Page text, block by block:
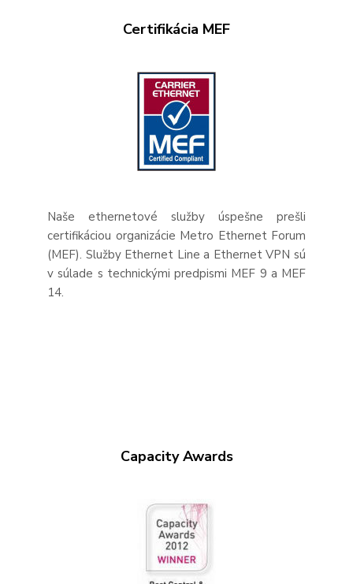
Certifikácia MEF
Naše ethernetové služby úspešne prešli
certifikáciou organizácie Metro Ethernet Forum
(MEF). Služby Ethernet Line a Ethernet VPN sú
v súlade s technickými predpismi MEF 9 a MEF
14.
Capacity Awards